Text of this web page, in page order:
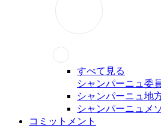
すべて見る
シャンパーニュ委
シャンパーニュ地
シャンパーニュメ
コミットメント